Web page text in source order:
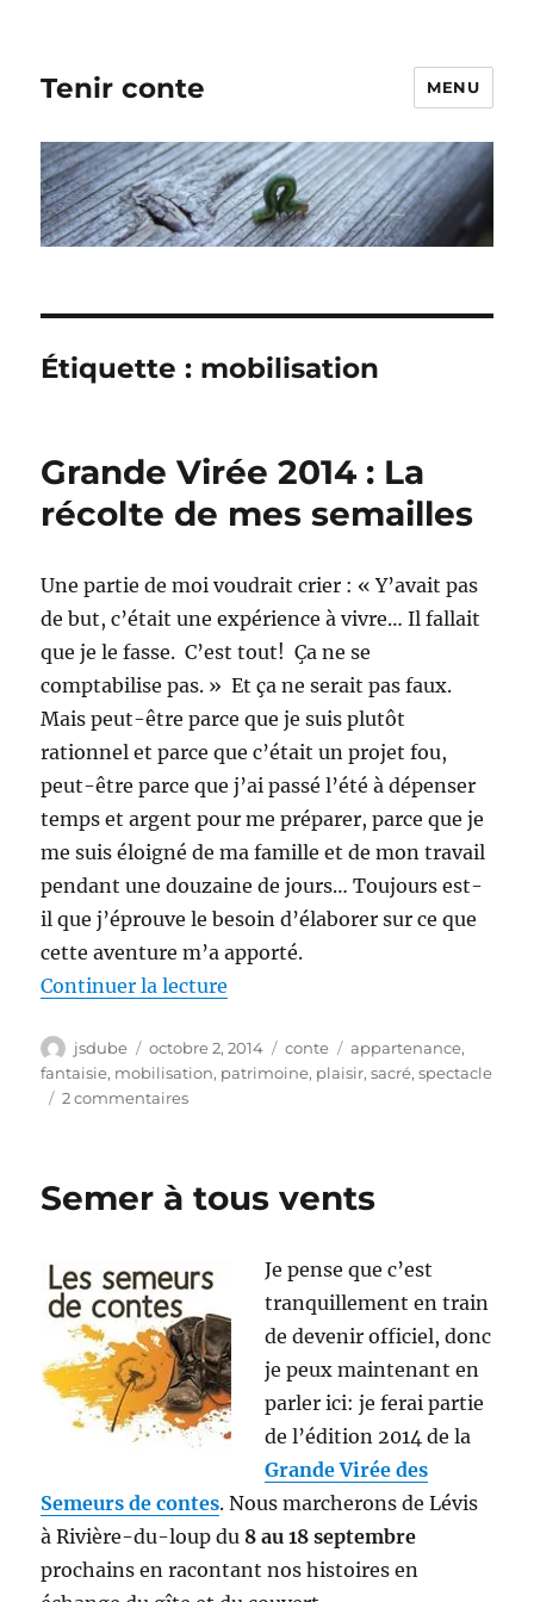
Tenir conte MENU
Étiquette : mobilisation
Grande Virée 2014 : La
récolte de mes semailles
Une partie de moi voudrait crier : « Y’avait pas
de but, c’était une expérience à vivre… Il fallait
que je le fasse. C’est tout! Ça ne se
comptabilise pas. » Et ça ne serait pas faux.
Mais peut-être parce que je suis plutôt
rationnel et parce que c’était un projet fou,
peut-être parce que j’ai passé l’été à dépenser
temps et argent pour me préparer, parce que je
me suis éloigné de ma famille et de mon travail
pendant une douzaine de jours… Toujours est-
il que j’éprouve le besoin d’élaborer sur ce que
cette aventure m’a apporté.
Continuer la lecture
Auteur
jsdube
Publié
le
octobre 2, 2014 Catégories
conte Étiquettes
appartenance,
fantaisie, mobilisation, patrimoine, plaisir,sacré,spectacle
2 commentairessur
de
semailles
Semer à tous vents
Je pense que c’est
tranquillement en train
de devenir officiel, donc
je peux maintenant en
parler ici: je ferai partie
de l’édition 2014 de la
Grande Virée des
Semeurs de contes. Nous marcherons de Lévis
à Rivière-du-loup du 8 au 18 septembre
prochains en racontant nos histoires en